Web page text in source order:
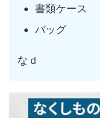
書類ケース
バッグ
なｄ